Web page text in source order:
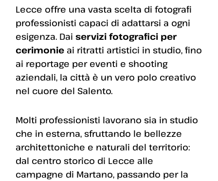
Lecce offre una vasta scelta di fotografi
professionisti capaci di adattarsi a ogni
esigenza. Dai servizi fotografici per
cerimonie ai ritratti artistici in studio, fino
ai reportage per eventi e shooting
aziendali, la città è un vero polo creativo
nel cuore del Salento.
Molti professionisti lavorano sia in studio
che in esterna, sfruttando le bellezze
architettoniche e naturali del territorio:
dal centro storico di Lecce alle
campagne di Martano, passando per la